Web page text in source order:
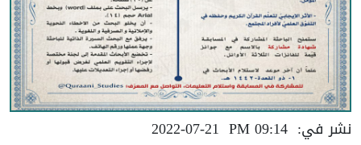
نشر في: 09:14 PM
2022-07-21